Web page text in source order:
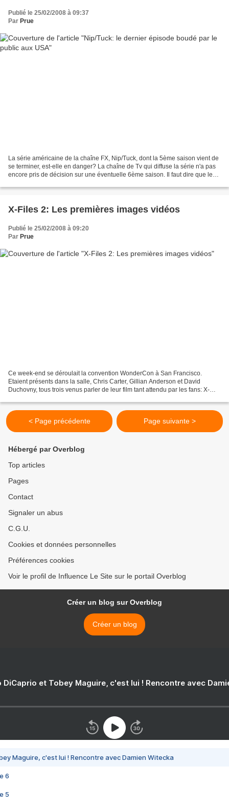
Publié le 25/02/2008 à 09:37
Par Prue
La série américaine de la chaîne FX, Nip/Tuck, dont la 5ème saison vient de
se terminer, est-elle en danger? La chaîne de Tv qui diffuse la série n'a pas
encore pris de décision sur une éventuelle 6ème saison. Il faut dire que le
X-Files 2: Les premières images vidéos
Publié le 25/02/2008 à 09:20
Par Prue
Ce week-end se déroulait la convention WonderCon à San Francisco.
Etaient présents dans la salle, Chris Carter, Gillian Anderson et David
Duchovny, tous trois venus parler de leur film tant attendu par les fans: X-
< Page précédente Page suivante >
Hébergé par Overblog
Top articles
Pages
Contact
Signaler un abus
C.G.U.
Cookies et données personnelles
Préférences cookies
Voir le profil de Influence Le Site sur le portail Overblog
Créer un blog sur Overblog
Créer un blog
DiCaprio et Tobey Maguire, c'est lui ! Rencontre avec
Maguire, c'est lui ! Rencontre avec Damien Witecka
6
5